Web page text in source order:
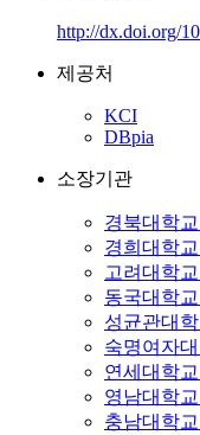
http://dx.doi.org/
제공처
KCI
DBpia
소장기관
경북대학
경희대학
고려대학
동국대학
성균관대
숙명여자
연세대학
영남대학
충남대학